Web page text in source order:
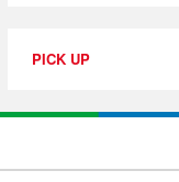
PICK UP